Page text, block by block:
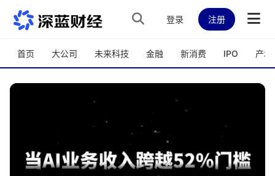
跳转到主内容
登录 注册
首页 大公司 未来科技 金融 新消费 IPO 产城